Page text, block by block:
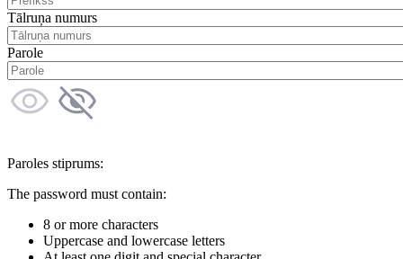
Tālruņa numurs
Parole
Paroles stiprums:
The password must contain:
8 or more characters
Uppercase and lowercase letters